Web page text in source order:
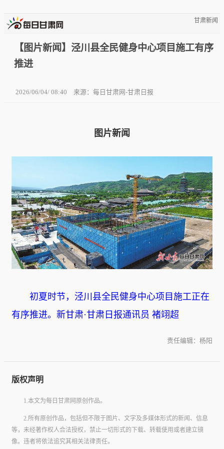
甘肃新闻
【图片新闻】泾川县全民健身中心项目施工有序
推进
2026/06/04/ 08:40 来源：每日甘肃网-甘肃日报
图片新闻
初夏时节，泾川县全民健身中心项目施工正在
有序推进。新甘肃·甘肃日报通讯员 褚翊超
责任编辑：杨阳
版权声明
1.本文为每日甘肃网原创作品。
2.所有原创作品，包括但不限于图片、文字及多媒体形式的新闻、信息
等，未经著作权人合法授权，禁止一切形式的下载、转载使用或者建立镜
像。违者将依法追究其相关法律责任。